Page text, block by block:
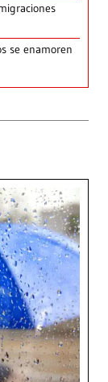
se enamoren